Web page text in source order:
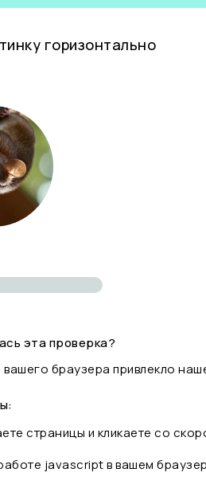
горизонтально
эта проверка?
вашего браузера привлекло
страницы и кликаете со
javascript в вашем